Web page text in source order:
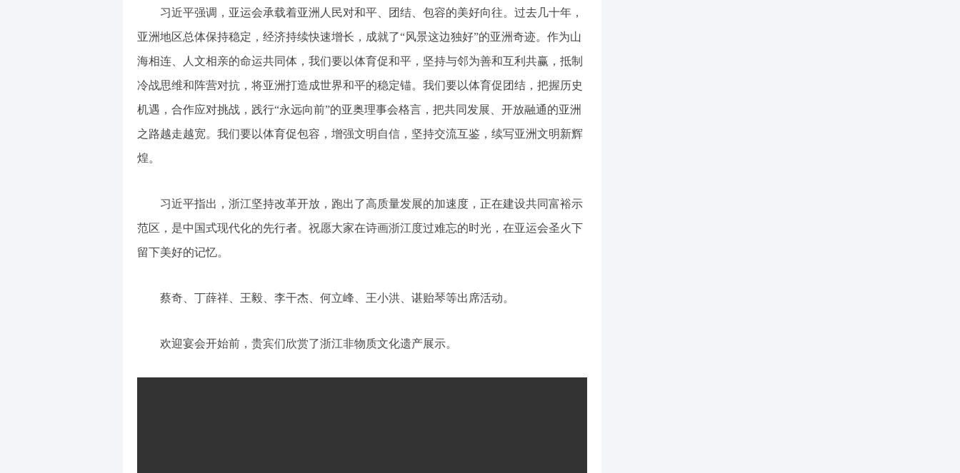
习近平强调，亚运会承载着亚洲人民对和平、团结、包容的美好向往。过去几十年，
亚洲地区总体保持稳定，经济持续快速增长，成就了“风景这边独好”的亚洲奇迹。作为山
海相连、人文相亲的命运共同体，我们要以体育促和平，坚持与邻为善和互利共赢，抵制
冷战思维和阵营对抗，将亚洲打造成世界和平的稳定锚。我们要以体育促团结，把握历史
机遇，合作应对挑战，践行“永远向前”的亚奥理事会格言，把共同发展、开放融通的亚洲
之路越走越宽。我们要以体育促包容，增强文明自信，坚持交流互鉴，续写亚洲文明新辉
煌。
习近平指出，浙江坚持改革开放，跑出了高质量发展的加速度，正在建设共同富裕示
范区，是中国式现代化的先行者。祝愿大家在诗画浙江度过难忘的时光，在亚运会圣火下
留下美好的记忆。
蔡奇、丁薛祥、王毅、李干杰、何立峰、王小洪、谌贻琴等出席活动。
欢迎宴会开始前，贵宾们欣赏了浙江非物质文化遗产展示。